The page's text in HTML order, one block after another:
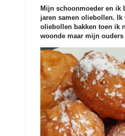
Mijn schoonmoeder en ik
jaren samen oliebollen. Ik
oliebollen bakken toen ik
woonde maar mijn ouders